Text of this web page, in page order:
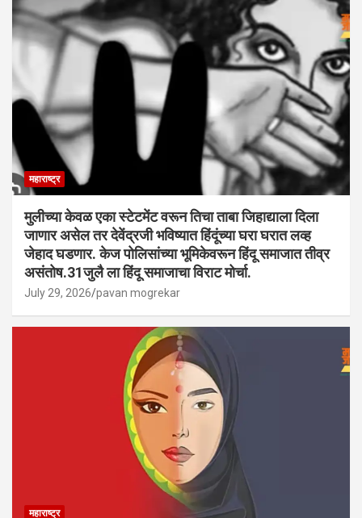
महाराष्ट्र
मुलीच्या केवळ एका स्टेटमेंट वरून तिचा ताबा जिहाद्याला दिला
जाणार असेल तर देवेंद्रजी भविष्यात हिंदूंच्या घरा घरात लव्ह
जेहाद घडणार. केज पोलिसांच्या भूमिकेवरून हिंदू समाजात तीव्र
असंतोष.31जुलै ला हिंदू समाजाचा विराट मोर्चा.
July 29, 2026 pavan mogrekar
महाराष्ट्र